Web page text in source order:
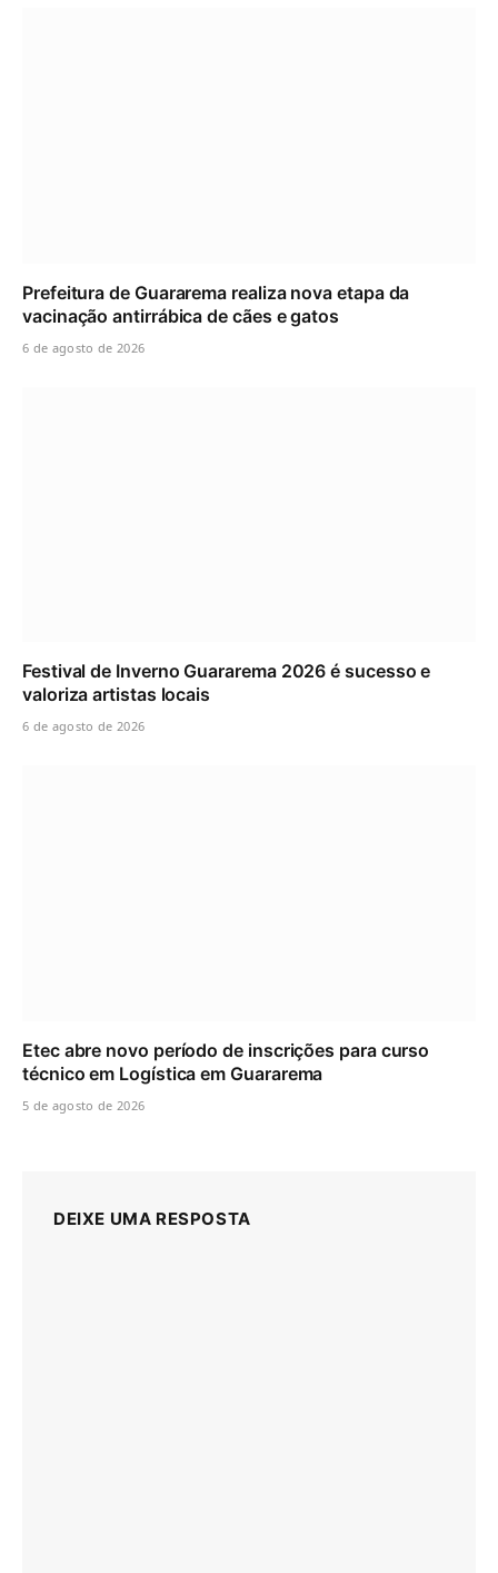
Prefeitura de Guararema realiza nova etapa da
vacinação antirrábica de cães e gatos
6 de agosto de 2026
Festival de Inverno Guararema 2026 é sucesso e
valoriza artistas locais
6 de agosto de 2026
Etec abre novo período de inscrições para curso
técnico em Logística em Guararema
5 de agosto de 2026
DEIXE UMA RESPOSTA